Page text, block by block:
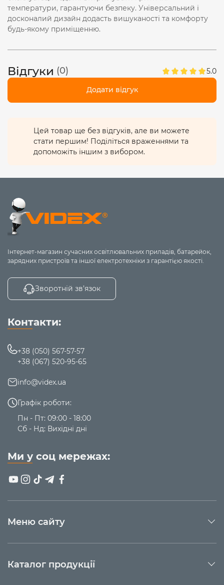
температури, гарантуючи безпеку. Універсальний і
досконалий дизайн додасть вишуканості та комфорту
будь-якому приміщенню.
Відгуки (0) 5.0
Додати відгук
Цей товар ще без відгуків, але ви можете
стати першим! Поділіться враженнями та
допоможіть іншим з вибором.
Інтернет-магазин сучасних освітлювальних приладів, батарейок,
зарядних пристроїв та іншої електротехніки з гарантією якості.
Зворотній зв’язок
Меню сайту
Каталог продукції
Контакти:
+38 (050) 567-57-57
+38 (067) 520-95-65
info@videx.ua
Графік роботи:
Пн - Пт: 09:00 - 18:00
Сб - Нд: Вихідні дні
Ми у соц мережах: